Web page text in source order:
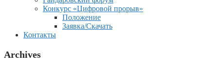
Конкурс «Цифровой прорыв»
Положение
Заявка/Скачать
Контакты
Archives